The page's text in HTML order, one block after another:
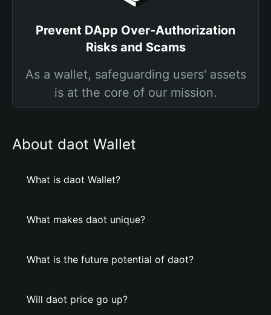
Prevent DApp Over-Authorization
Risks and Scams
As a wallet, safeguarding users' assets
is at the core of our mission.
About daot Wallet
What is daot Wallet?
What makes daot unique?
What is the future potential of daot?
Will daot price go up?